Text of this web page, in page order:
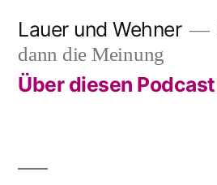
content
Lauer und Wehner
dann die Meinung
Über diesen Podcast